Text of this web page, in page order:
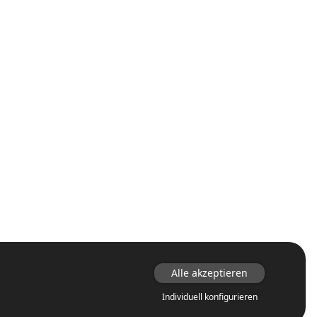
Alle akzeptieren
Individuell konfigurieren